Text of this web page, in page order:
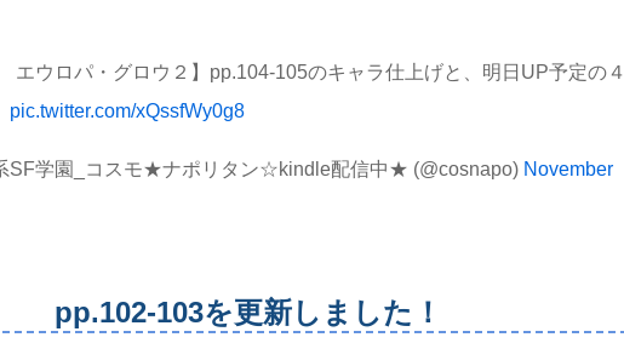
ウロパ・グロウ２】pp.104-105のキャラ仕上げと、明日UP予定の４
pic.twitter.com/xQssfWy0g8
学園_コスモ★ナポリタン☆kindle配信中★ (@cosnapo) November
pp.102-103を更新しました！